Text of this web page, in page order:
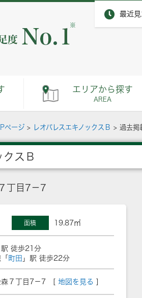
最近
※
エリアから探す
AREA
ページ > レオパレスエキノックスＢ > 過去掲
クスＢ
丁目7－7
面積 19.87㎡
駅 徒歩21分
町田 」駅 徒歩22分
森７丁目7－7 [ 地図を見る